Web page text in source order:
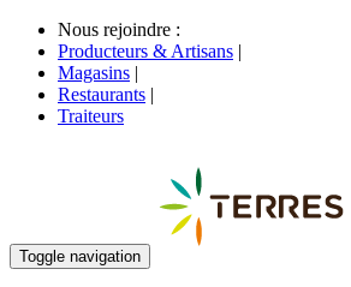
Nous rejoindre :
Producteurs & Artisans |
Magasins |
Restaurants |
Traiteurs
Toggle navigation